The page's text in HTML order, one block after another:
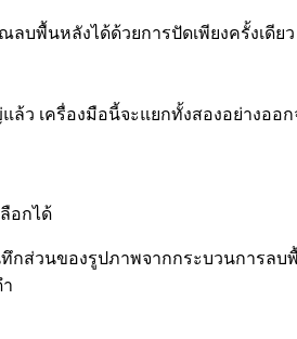
บพื้นหลังได้ด้วยการปัดเพียงครั้งเดียว
ว เครื่องมือนี้จะแยกทั้งสองอย่างออ
อกได้
วนของรูปภาพจากกระบวนการล